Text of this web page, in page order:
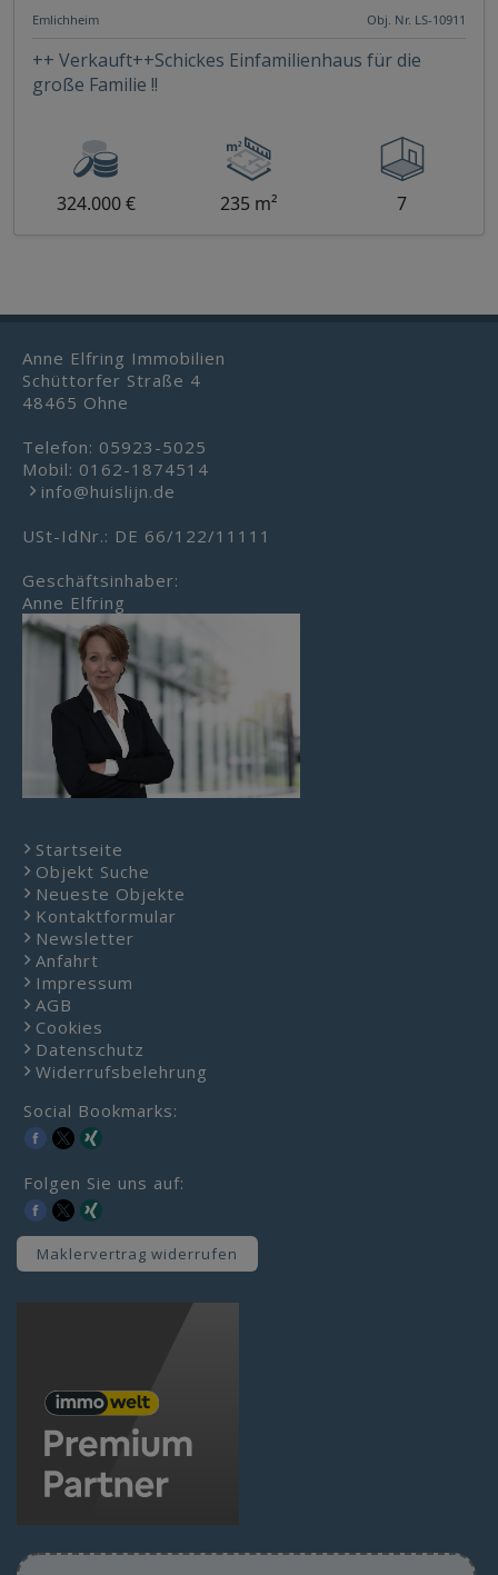
Emlichheim Obj. Nr. LS-10911
++ Verkauft++Schickes Einfamilienhaus für die
große Familie !!
324.000 € 235 m² 7
Anne Elfring Immobilien
Schüttorfer Straße 4
48465 Ohne
Telefon: 05923-5025
Mobil: 0162-1874514
info@huislijn.de
USt-IdNr.: DE 66/122/11111
Geschäftsinhaber:
Anne Elfring
Startseite
Objekt Suche
Neueste Objekte
Kontaktformular
Newsletter
Anfahrt
Impressum
AGB
Cookies
Datenschutz
Widerrufsbelehrung
Social Bookmarks:
Folgen Sie uns auf:
Maklervertrag widerrufen